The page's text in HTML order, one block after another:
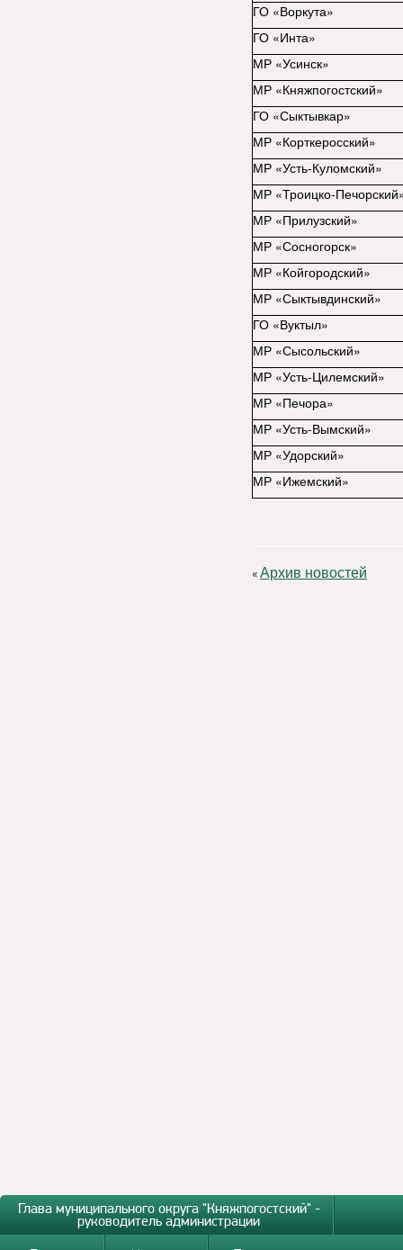
ГО «Воркута»
ГО «Инта»
МР «Усинск»
МР «Княжпогостский»
ГО «Сыктывкар»
МР «Корткеросский»
МР «Усть-Куломский»
МР «Троицко-
МР «Прилузский»
МР «Сосногорск»
МР «Койгородский»
МР «Сыктывдинский»
ГО «Вуктыл»
МР «Сысольский»
МР «Усть-Цилемский»
МР «Печора»
МР «Усть-Вымский»
МР «Удорский»
МР «Ижемский»
«Архив новостей
Глава муниципального округа "Княжпогостский" -
руководитель администрации